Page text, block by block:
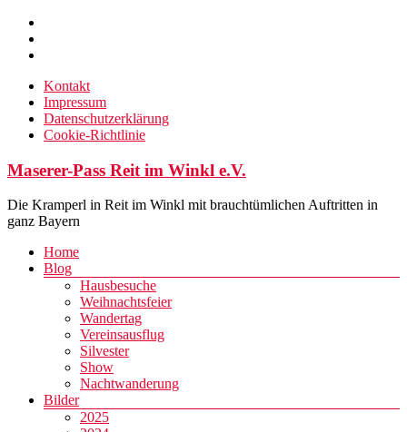
Zum
Inhalt
springen
Kontakt
Impressum
Datenschutzerklärung
Cookie-Richtlinie
Maserer-Pass Reit im Winkl e.V.
Die Kramperl in Reit im Winkl mit brauchtümlichen Auftritten in
ganz Bayern
Menü
Home
Blog
Hausbesuche
Weihnachtsfeier
Wandertag
Vereinsausflug
Silvester
Show
Nachtwanderung
Bilder
2025